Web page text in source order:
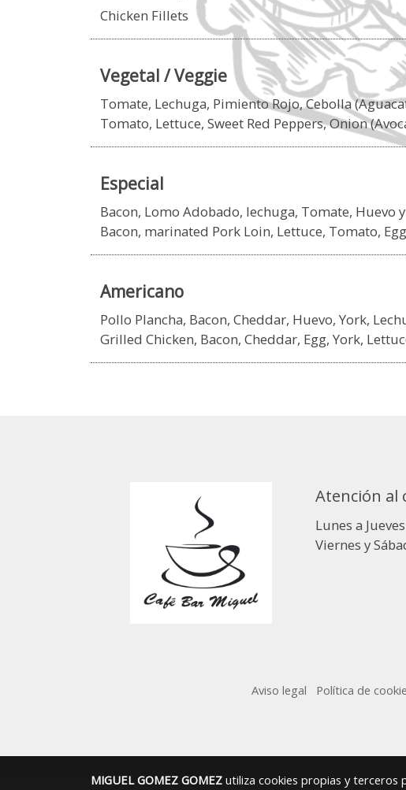
Chicken Fillets
Vegetal / Veggie
Tomate, Lechuga, Pimiento Rojo, Cebolla
Tomato, Lettuce, Sweet Red Peppers, Onion
Especial
Bacon, Lomo Adobado, lechuga, Tomate, Huevo
Bacon, marinated Pork Loin, Lettuce, Tomato,
Americano
Pollo Plancha, Bacon, Cheddar, Huevo, York,
Grilled Chicken, Bacon, Cheddar, Egg, York,
Atención al
Lunes a
Viernes y
Aviso legal Política de
MIGUEL GOMEZ GOMEZutiliza cookies propias y terceros